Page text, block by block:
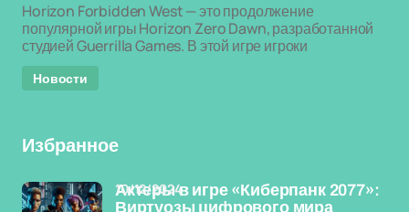
Horizon Forbidden West — это продолжение
популярной игры Horizon Zero Dawn, разработанной
студией Guerrilla Games. В этой игре игроки
Новости
Избранное
Актеры в игре «Киберпанк 2077»:
Виртуозы цифрового мира
10/12/2024